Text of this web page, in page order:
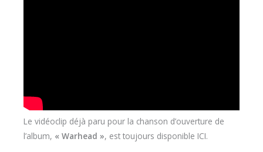
Le vidéoclip déjà paru pour la chanson d’ouverture de
l’album, « Warhead », est toujours disponible ICI.